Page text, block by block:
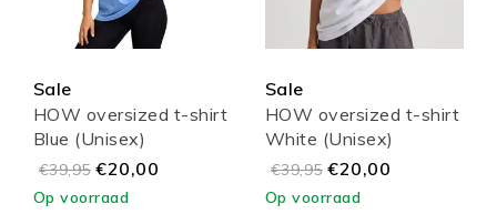
Sale
HOW oversized t-shirt
Blue (Unisex)
€39,95 €20,00
Op voorraad
Sale
HOW oversized t-shirt
White (Unisex)
€39,95 €20,00
Op voorraad